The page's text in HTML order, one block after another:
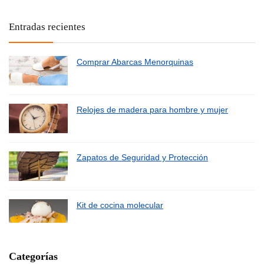
Entradas recientes
Comprar Abarcas Menorquinas
Relojes de madera para hombre y mujer
Zapatos de Seguridad y Protección
Kit de cocina molecular
Categorías